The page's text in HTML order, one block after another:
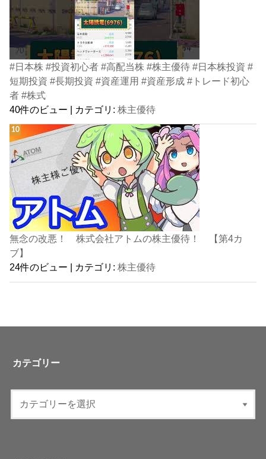
#日本株 #投資初心者 #高配当株 #株主優待 #日本株投資 #
短期投資 #長期投資 #資産運用 #資産形成 #トレード初心
者 #株式
40件のビュー | カテゴリ:株主優待
無念の改悪！ 株式会社アトムの株主優待！ 【第4カ
ブ】
24件のビュー | カテゴリ:株主優待
カテゴリー